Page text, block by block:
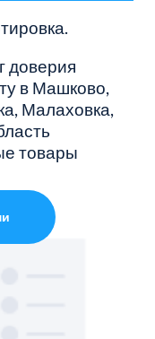
доверия
в Машково,
Малаховка,
товары